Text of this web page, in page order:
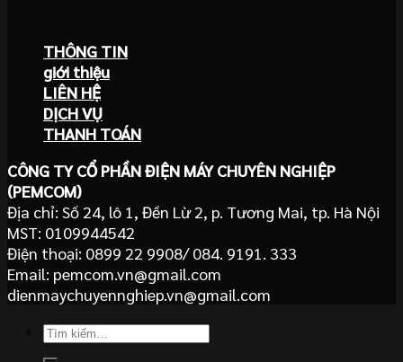
THÔNG TIN
giới thiệu
LIÊN HỆ
DỊCH VỤ
THANH TOÁN
CÔNG TY CỔ PHẦN ĐIỆN MÁY CHUYÊN NGHIỆP
(PEMCOM)
Địa chỉ: Số 24, lô 1, Đền Lừ 2, p. Tương Mai, tp. Hà Nội
MST: 0109944542
Điện thoại: 0899 22 9908/ 084. 9191. 333
Email: pemcom.vn@gmail.com
dienmaychuyennghiep.vn@gmail.com
Tìm